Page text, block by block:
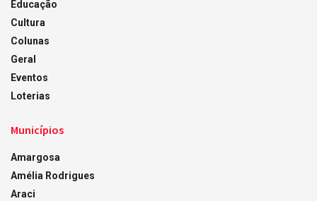
Educação
Cultura
Colunas
Geral
Eventos
Loterias
Municípios
Amargosa
Amélia Rodrigues
Araci